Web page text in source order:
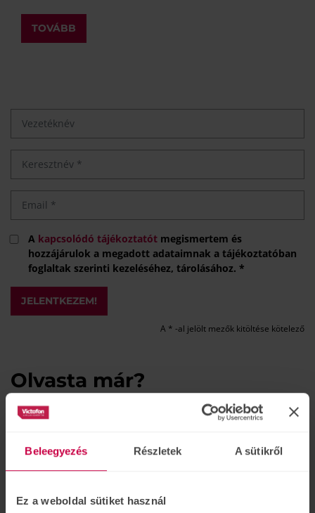
Beleegyezés Részletek A sütikről
Ez a weboldal sütiket használ
TOVÁBB
A kapcsolódó tájékoztatót megismertem és
hozzájárulok a megadott adataimnak a tájékoztatóban
foglaltak szerinti kezeléséhez, tárolásához. *
JELENTKEZEM!
A * -al jelölt mezők kitöltése kötelező
Olvasta már?